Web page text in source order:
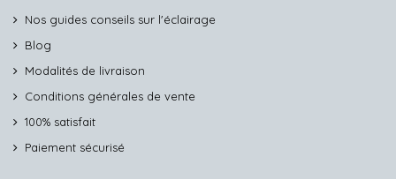
Nos guides conseils sur l'éclairage
Blog
Modalités de livraison
Conditions générales de vente
100% satisfait
Paiement sécurisé